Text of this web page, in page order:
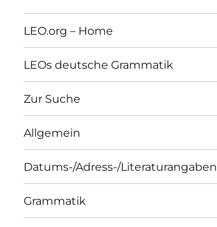
LEO.org – Home
LEOs deutsche Grammatik
Zur Suche
Allgemein
Datums-/Adress-/Literaturangaben
Grammatik